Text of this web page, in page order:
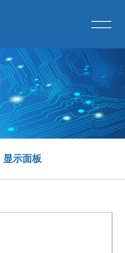
显示面板